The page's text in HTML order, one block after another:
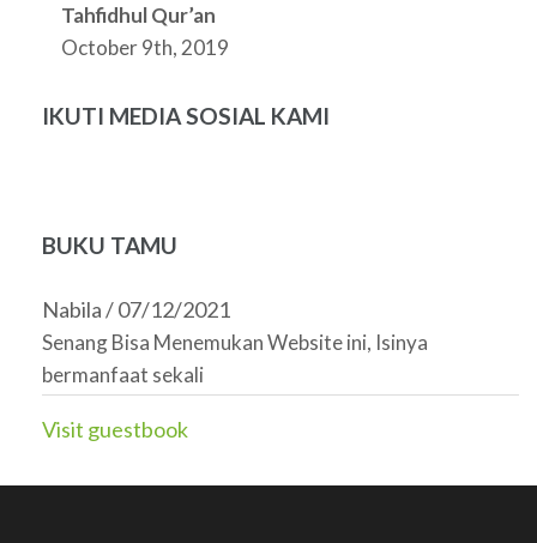
Tahfidhul Qur’an
October 9th, 2019
IKUTI MEDIA SOSIAL KAMI
BUKU TAMU
Nabila/07/12/2021
Senang Bisa Menemukan Website ini, Isinya
bermanfaat sekali
Visit guestbook